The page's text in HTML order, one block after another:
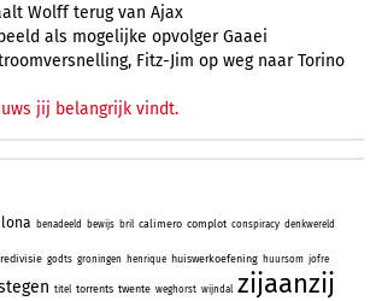
Wolff terug van Ajax
als mogelijke opvolger Gaaei
Fitz-Jim op weg naar Torino
jij belangrijk vindt.
benadeeld bewijs bril calimero complot conspiracy denkwereld
godts groningen henrique huiswerkoefening huursom jofre
titel torrents twente weghorst wijndal zijaanzij